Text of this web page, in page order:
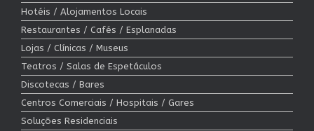
Hotéis / Alojamentos Locais
Restaurantes / Cafés / Esplanadas
Lojas / Clínicas / Museus
Teatros / Salas de Espetáculos
Discotecas / Bares
Centros Comerciais / Hospitais / Gares
Soluções Residenciais